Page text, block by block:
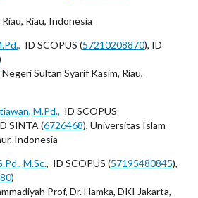
Riau, Indonesia
ID SCOPUS (57210208870), ID
Sultan Syarif Kasim, Riau,
M.Pd., ID SCOPUS
SINTA (6726468), Universitas Islam
Indonesia
M.Sc., ID SCOPUS (57195480845),
)
Prof, Dr. Hamka, DKI Jakarta,